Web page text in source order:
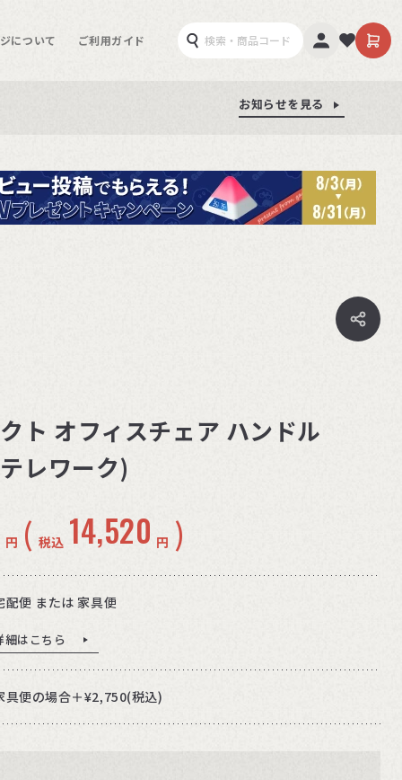
について ご利用ガイド
お知らせを見る
お知らせを見る
お知らせを見る
ト オフィスチェア ハンドル
レワーク)
円 ( 税込 14,520 円 )
配便 または 家具便
細はこちら
具便の場合＋¥2,750(税込)